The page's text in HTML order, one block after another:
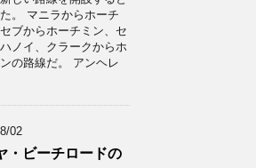
。 マニラからホーチ
ブからホーチミン、セ
ノイ、クラークからホ
の路線だ。 アンヘレ
02
・ビーチロードの